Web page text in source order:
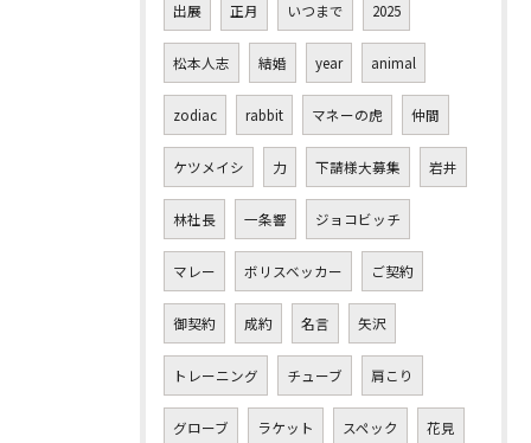
出展 正月 いつまで 2025
松本人志 結婚 year animal
zodiac rabbit マネーの虎 仲間
ケツメイシ 力 下請様大募集 岩井
林社長 一条響 ジョコビッチ
マレー ボリスベッカー ご契約
御契約 成約 名言 矢沢
トレーニング チューブ 肩こり
グローブ ラケット スペック 花見